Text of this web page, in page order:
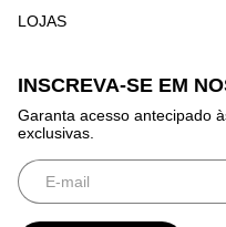
LOJAS
INSCREVA-SE EM
Garanta acesso antecipado
exclusivas.